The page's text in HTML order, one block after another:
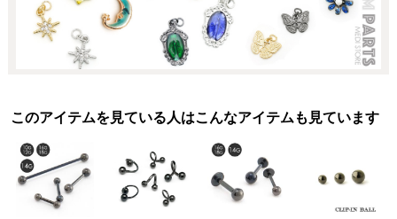
このアイテムを見ている人はこんなアイテムも見ています